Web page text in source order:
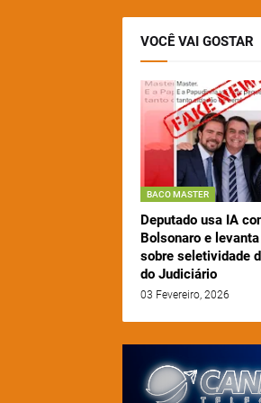
VOCÊ VAI GOSTAR
BACO MASTER
Deputado usa IA
Bolsonaro e
sobre seletividade
do Judiciário
03 Fevereiro, 2026